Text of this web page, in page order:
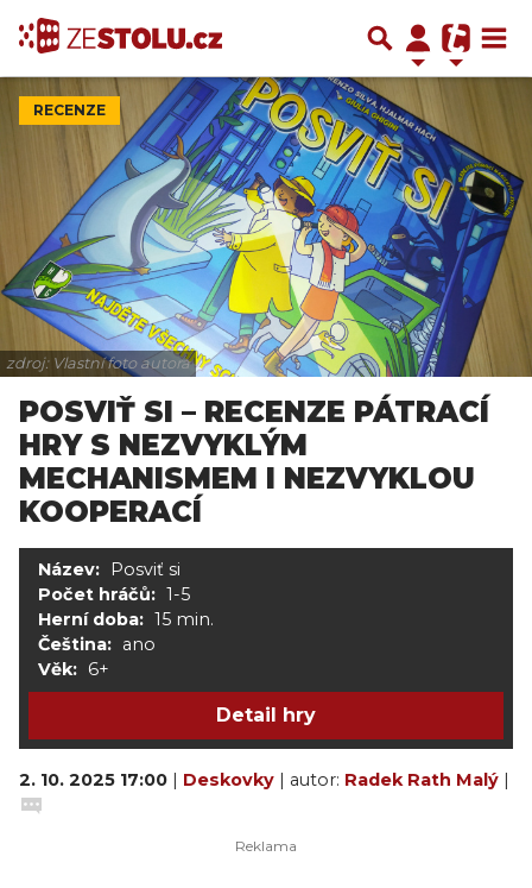
RECENZE
zdroj: Vlastní foto autora
POSVIŤ SI – RECENZE PÁTRACÍ
HRY S NEZVYKLÝM
MECHANISMEM I NEZVYKLOU
KOOPERACÍ
Název:
Posviť si
Počet hráčů: 1-5
Herní doba: 15 min.
Čeština: ano
Věk: 6+
Detail hry
2. 10. 2025 17:00 | Deskovky | autor: Radek Rath Malý |